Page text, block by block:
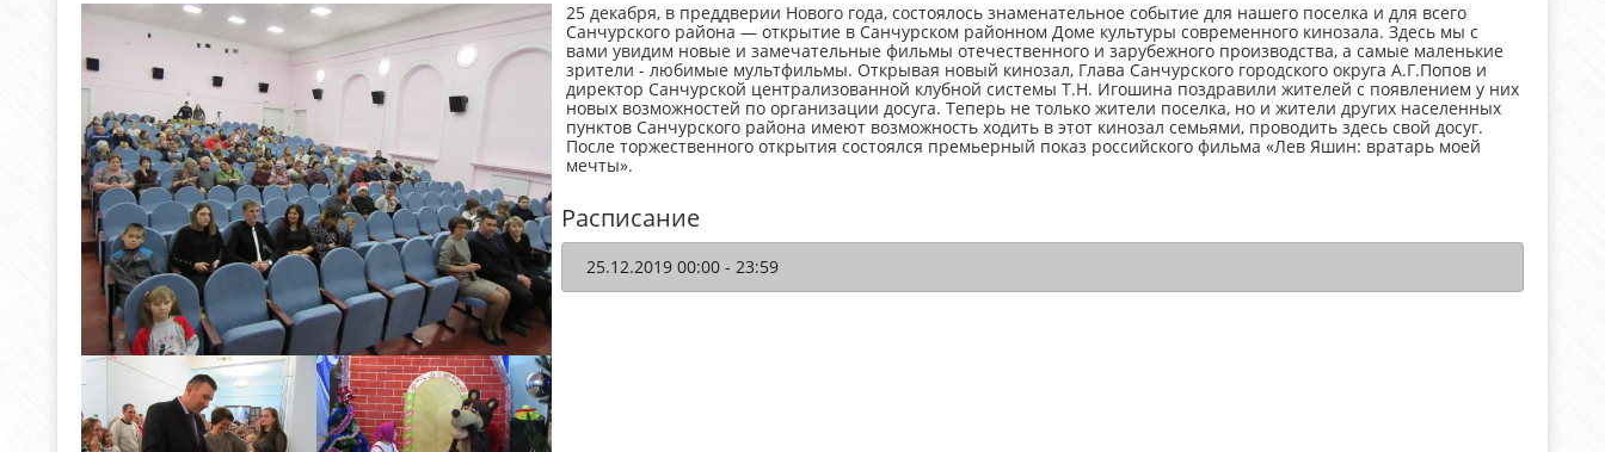
25 декабря, в преддверии Нового года, состоялось знаменательное событие для нашего поселка и для всего
Санчурского района — открытие в Санчурском районном Доме культуры современного кинозала. Здесь мы с
вами увидим новые и замечательные фильмы отечественного и зарубежного производства, а самые маленькие
зрители - любимые мультфильмы. Открывая новый кинозал, Глава Санчурского городского округа А.Г.Попов и
директор Санчурской централизованной клубной системы Т.Н. Игошина поздравили жителей с появлением у них
новых возможностей по организации досуга. Теперь не только жители поселка, но и жители других населенных
пунктов Санчурского района имеют возможность ходить в этот кинозал семьями, проводить здесь свой досуг.
После торжественного открытия состоялся премьерный показ российского фильма «Лев Яшин: вратарь моей
мечты».
Расписание
25.12.2019 00:00 - 23:59